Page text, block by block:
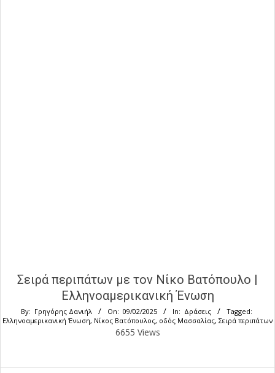
Σειρά περιπάτων με τον Νίκο Βατόπουλο |
Ελληνοαμερικανική Ένωση
By: Γρηγόρης Δανιήλ On: 09/02/2025 In: Δράσεις
Tagged:
Ελληνοαμερικανική Ένωση, Νίκος Βατόπουλος, οδός Μασσαλίας, Σειρά περιπάτων
6655 Views